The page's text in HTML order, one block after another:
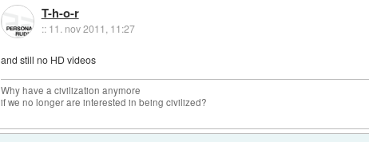
T-h-o-r
:: 11. nov 2011, 11:27
and still no HD videos
Why have a civilization anymore
if we no longer are interested in being civilized?